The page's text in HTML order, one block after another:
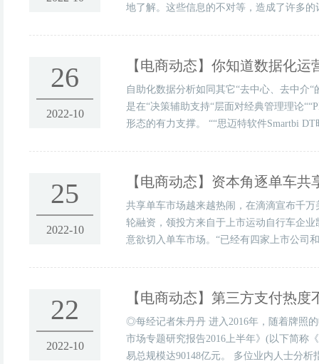
地了解。这些信息的不对等，造成了许多
26
2022-10
【电商动态】 你知道数据化运
自助化数据分析如同其它“去中心、去中介
是在“决策辅助支持“层面对经典管理理论
形态的有力支撑。 ““思迈特软件Smartbi
25
2022-10
【电商动态】 资本角逐单车共
共享单车市场越来越热闹，在滴滴宣布千
轮融资，领投方来自于上市运动自行车企
意欲切入单车市场。“已经有四家上市公司
22
2022-10
【电商动态】 第三方支付热度
◎每经记者朱丹丹 进入2016年，随着牌照
市场专题研究报告2016上半年》(以下简称
易总规模达90148亿元。 多位业内人士分